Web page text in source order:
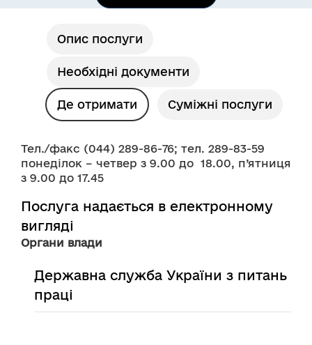
Опис послуги
Необхідні документи
Де отримати Суміжні послуги
Тел./факс (044) 289-86-76; тел. 289-83-59
понеділок – четвер з 9.00 до  18.00, п’ятниця
з 9.00 до 17.45
Послуга надається в електронному
вигляді
Органи влади
Державна служба України з питань
праці